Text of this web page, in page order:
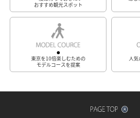
おすすめ観光スポット
東京を10倍楽しむための
モデルコースを提案
人気